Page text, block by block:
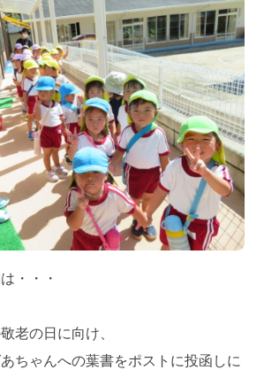
・・・
老の日に向け、
ちゃんへの葉書をポストに投函しに